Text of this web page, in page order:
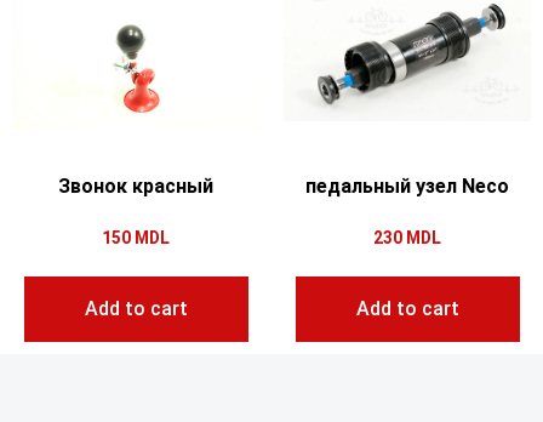
Звонок красный
150 MDL
Add to cart
педальный узел Neco
230 MDL
Add to cart